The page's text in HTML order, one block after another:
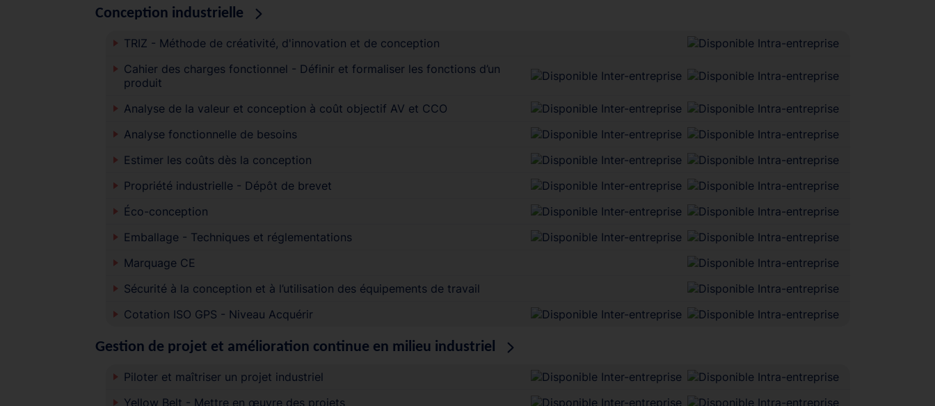
Conception industrielle
TRIZ - Méthode de créativité, d'innovation et de conception
Cahier des charges fonctionnel - Définir et formaliser les fonctions d’un
produit
Analyse de la valeur et conception à coût objectif AV et CCO
Analyse fonctionnelle de besoins
Estimer les coûts dès la conception
Propriété industrielle - Dépôt de brevet
Éco-conception
Emballage - Techniques et réglementations
Marquage CE
Sécurité à la conception et à l’utilisation des équipements de travail
Cotation ISO GPS - Niveau Acquérir
Gestion de projet et amélioration continue en milieu industriel
Piloter et maîtriser un projet industriel
Yellow Belt - Mettre en œuvre des projets